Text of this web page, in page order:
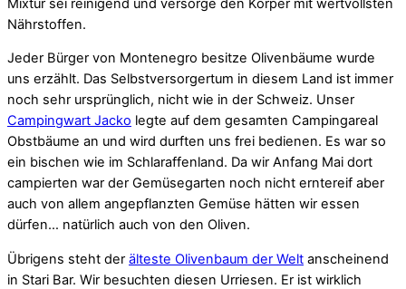
Mixtur sei reinigend und versorge den Körper mit wertvollsten
Nährstoffen.
Jeder Bürger von Montenegro besitze Olivenbäume wurde
uns erzählt. Das Selbstversorgertum in diesem Land ist immer
noch sehr ursprünglich, nicht wie in der Schweiz. Unser
Campingwart Jacko legte auf dem gesamten Campingareal
Obstbäume an und wird durften uns frei bedienen. Es war so
ein bischen wie im Schlaraffenland. Da wir Anfang Mai dort
campierten war der Gemüsegarten noch nicht erntereif aber
auch von allem angepflanzten Gemüse hätten wir essen
dürfen… natürlich auch von den Oliven.
Übrigens steht der älteste Olivenbaum der Welt anscheinend
in Stari Bar. Wir besuchten diesen Urriesen. Er ist wirklich